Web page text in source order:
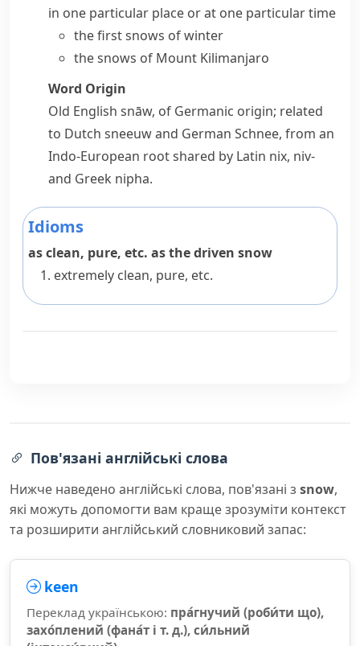
in one particular place or at one particular time
the first snows of winter
the snows of Mount Kilimanjaro
Word Origin
Old English snāw, of Germanic origin; related
to Dutch sneeuwand German Schnee, from an
Indo-European root shared by Latin nix, niv-
and Greek nipha.
Idioms
as clean, pure, etc. as the driven snow
extremely clean, pure, etc.
Пов'язані англійські слова
Нижче наведено англійські слова, пов'язані з snow,
які можуть допомогти вам краще зрозуміти контекст
та розширити англійський словниковий запас:
keen
Переклад українською: пра́гнучий (роби́ти що),
захо́плений (фана́т і т. д.), си́льний